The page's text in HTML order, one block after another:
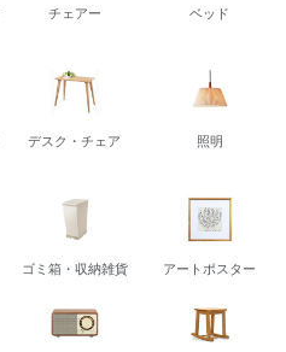
チェアー ベッド
デスク・チェア 照明
ゴミ箱・収納雑貨 アートポスター